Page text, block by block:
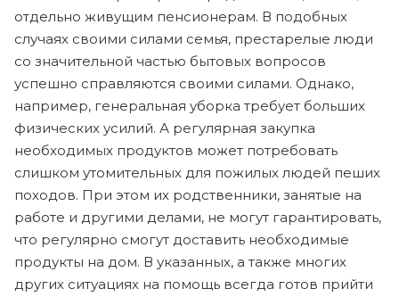
отдельно живущим пенсионерам. В подобных
случаях своими силами семья, престарелые люди
со значительной частью бытовых вопросов
успешно справляются своими силами. Однако,
например, генеральная уборка требует больших
физических усилий. А регулярная закупка
необходимых продуктов может потребовать
слишком утомительных для пожилых людей пеших
походов. При этом их родственники, занятые на
работе и другими делами, не могут гарантировать,
что регулярно смогут доставить необходимые
продукты на дом. В указанных, а также многих
других ситуациях на помощь всегда готов прийти